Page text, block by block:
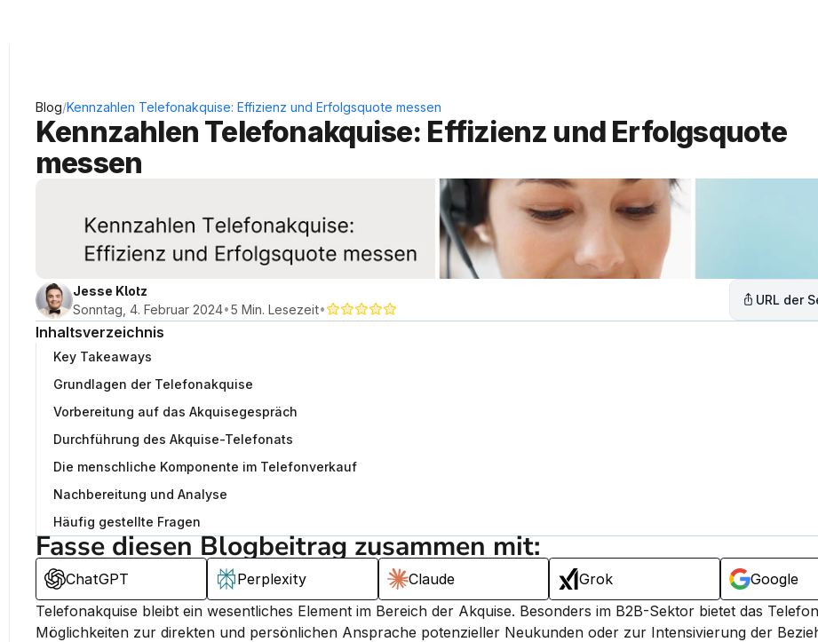
Blog/Kennzahlen Telefonakquise: Effizienz und Erfolgsquote messen
Kennzahlen Telefonakquise: Effizienz und Erfolgsquote
messen
Jesse Klotz
Sonntag, 4. Februar 2024•5 Min. Lesezeit•
URL der
Inhaltsverzeichnis
Key Takeaways
Grundlagen der Telefonakquise
Vorbereitung auf das Akquisegespräch
Durchführung des Akquise-Telefonats
Die menschliche Komponente im Telefonverkauf
Nachbereitung und Analyse
Häufig gestellte Fragen
Fasse diesen Blogbeitrag zusammen mit:
ChatGPT Perplexity Claude Grok
Google
Telefonakquise bleibt ein wesentliches Element im Bereich der Akquise. Besonders im B2B-Sektor bietet das
Möglichkeiten zur direkten und persönlichen Ansprache potenzieller Neukunden oder zur Intensivierung der